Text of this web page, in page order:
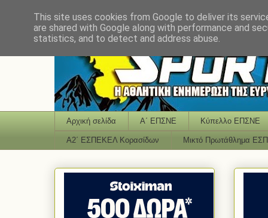
Αρχική σελίδα Α΄ ΕΠΣΝΕ Κύπελλο ΕΠΣΝΕ
Α2΄ ΕΣΠΕΚΕΛ Κορασίδων Μικτό Πρωτάθλημα
This site uses cookies from Google to deliver its
are shared with Google along with performance and
statistics, and to detect and address abuse.